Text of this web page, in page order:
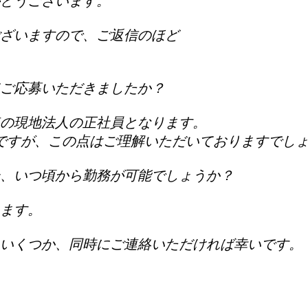
いますので、ご返信のほど
応募いただきましたか？
現地法人の正社員となります。
が、この点はご理解いただいておりますでし
いつ頃から勤務が可能でしょうか？
す。
くつか、同時にご連絡いただければ幸いです。